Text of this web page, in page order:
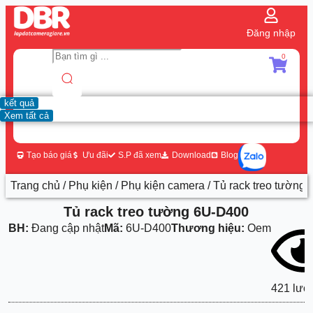
Đăng nhập
kết quả
Xem tất cả
0
Tạo báo giá Ưu đãi S.P đã xem Download Blog
Trang chủ / Phụ kiện / Phụ kiện camera / Tủ rack treo tường
Tủ rack treo tường 6U-D400
BH: Đang cập nhậtMã: 6U-D400Thương hiệu: Oem
421